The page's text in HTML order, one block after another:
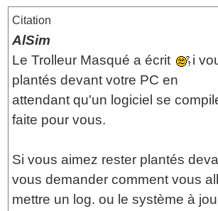
Citation
AlSim
Le Trolleur Masqué a écrit
i
plantés devant votre PC en
attendant qu'un logiciel se
faite pour vous.
Si vous aimez rester plantés
vous demander comment vous
mettre un log. ou le système à